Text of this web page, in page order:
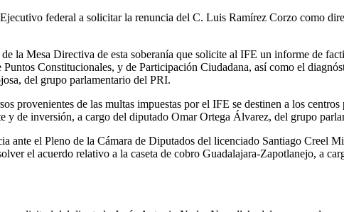
federal a solicitar la renuncia del C. Luis Ramírez Corzo como
la Mesa Directiva de esta soberanía que solicite al IFE un informe de
Constitucionales, y de Participación Ciudadana, así como el
del grupo parlamentario del PRI.
provenientes de las multas impuestas por el IFE se destinen a los
y de inversión, a cargo del diputado Omar Ortega Álvarez, del grupo
ante el Pleno de la Cámara de Diputados del licenciado Santiago Creel
el acuerdo relativo a la caseta de cobro Guadalajara-Zapotlanejo, a